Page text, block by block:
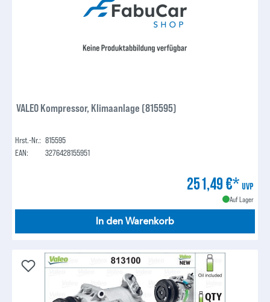
VALEO Kompressor, Klimaanlage (815595)
Hrst.-Nr.: 815595
EAN:
3276428155951
251,49 €* UVP
Auf Lager
In den Warenkorb